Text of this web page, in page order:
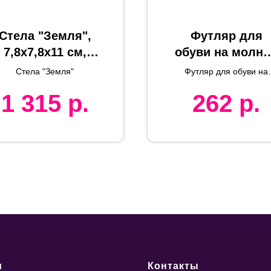
"Земля",
7,8х7,8х11 см,
дерево,стекло,
гравировка
Стела "Земля"
1 315 р.
Футляр для
обуви на
"HAPPY
20*42*15 см,
шелкография
Футляр для обуви на
262 р.
Контакты